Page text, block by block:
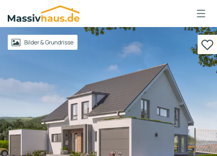
Massivhaus
Logo
AnmeldenBilder & Grundrisse